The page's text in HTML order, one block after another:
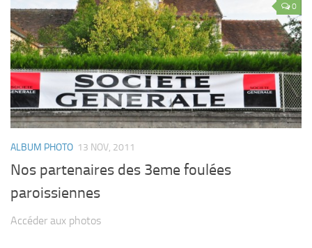
0
ALBUM PHOTO 13 NOV, 2011
Nos partenaires des 3eme foulées
paroissiennes
Accéder aux photos